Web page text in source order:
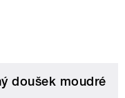
doušek moudré